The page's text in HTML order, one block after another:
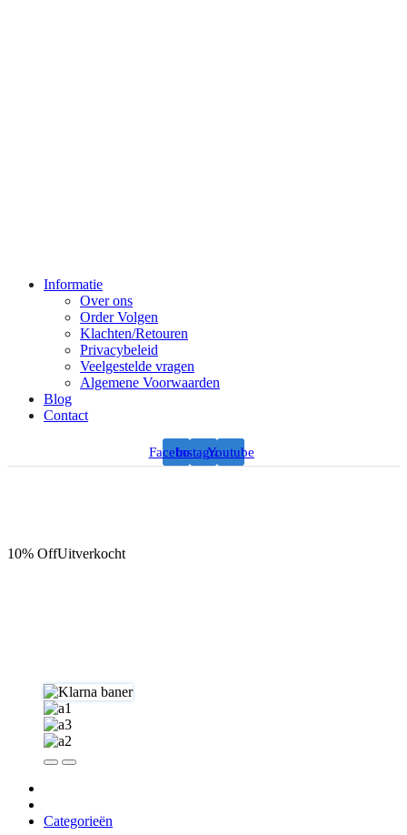
Informatie
Over ons
Order Volgen
Klachten/Retouren
Privacybeleid
Veelgestelde vragen
Algemene Voorwaarden
Blog
Contact
FacebookInstagramYoutube
10% OffUitverkocht
Categorieën